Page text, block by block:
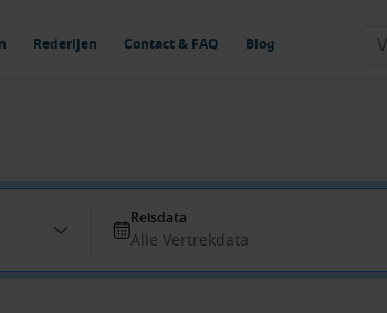
Rederijen Contact & FAQ Blog
Reisdata
Alle Vertrekdata